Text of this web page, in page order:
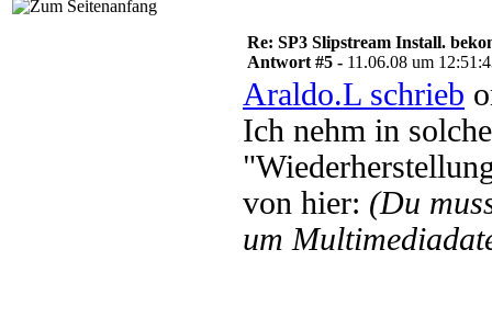
Re: SP3 Slipstream Install.
Antwort #5 - 11.06.08 um
Araldo.L schrieb
Ich nehm in
von hier: (Du
um